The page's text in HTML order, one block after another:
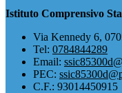
Istituto Comprensivo
Via Kennedy 6,
Tel: 0784844289
Email:
PEC:
C.F.: 93014450915